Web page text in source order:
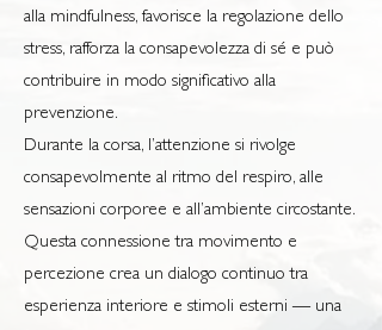
alla mindfulness, favorisce la regolazione dello
stress, rafforza la consapevolezza di sé e può
contribuire in modo significativo alla
prevenzione.
Durante la corsa, l’attenzione si rivolge
consapevolmente al ritmo del respiro, alle
sensazioni corporee e all’ambiente circostante.
Questa connessione tra movimento e
percezione crea un dialogo continuo tra
esperienza interiore e stimoli esterni — una